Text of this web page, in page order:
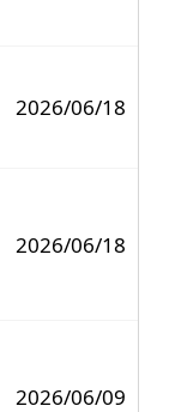
2026/06/18
2026/06/18
2026/06/09